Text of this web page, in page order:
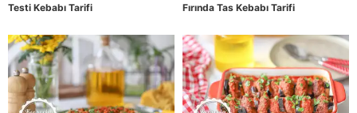
Testi Kebabı Tarifi Fırında Tas Kebabı Tarifi